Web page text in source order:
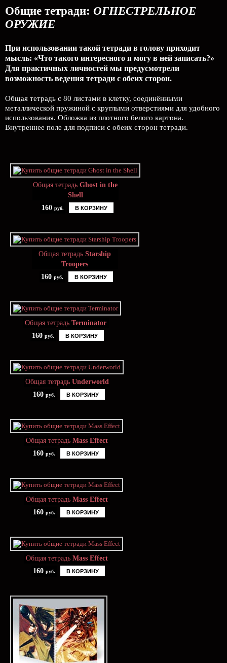
Общие тетради: ОГНЕСТРЕЛЬНОЕ
ОРУЖИЕ
При использовании такой тетради в голову приходит
мысль: «Что такого интересного я могу в ней записать?»
Для практичных личностей мы предусмотрели
возможность ведения тетради с обеих сторон.
Общая тетрадь с 80 листами в клетку, соединёнными
металлической пружиной с круглыми отверстиями для удобного
использования. Обложка из плотного белого картона.
Внутреннее поле для подписи с обеих сторон тетради.
Общая тетрадь Ghost in the
Shell
160 руб. В КОРЗИНУ
Общая тетрадь Starship
Troopers
160 руб. В КОРЗИНУ
Общая тетрадь Terminator
160 руб. В КОРЗИНУ
Общая тетрадь Underworld
160 руб. В КОРЗИНУ
Общая тетрадь Mass Effect
160 руб. В КОРЗИНУ
Общая тетрадь Mass Effect
160 руб. В КОРЗИНУ
Общая тетрадь Mass Effect
160 руб. В КОРЗИНУ